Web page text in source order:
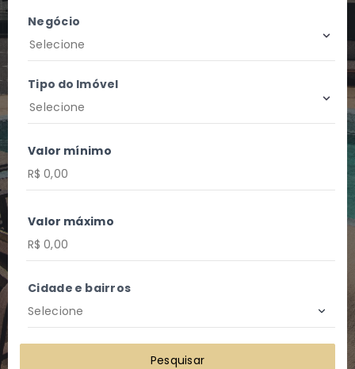
Negócio
Selecione
Tipo do Imóvel
Selecione
Valor mínimo
Valor máximo
Cidade e bairros
Selecione
Pesquisar